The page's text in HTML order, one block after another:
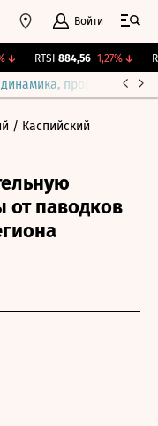
Войти
RTSI 884,56 -1,27%↓
прогнозы
/ Каспийский
от паводков